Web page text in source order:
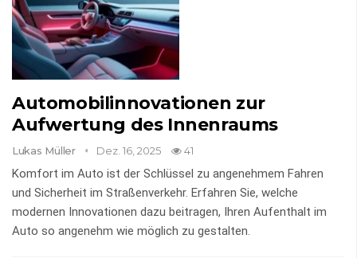
Automobilinnovationen zur
Aufwertung des Innenraums
Lukas Müller Dez. 16, 2025 41
Komfort im Auto ist der Schlüssel zu angenehmem Fahren
und Sicherheit im Straßenverkehr. Erfahren Sie, welche
modernen Innovationen dazu beitragen, Ihren Aufenthalt im
Auto so angenehm wie möglich zu gestalten.